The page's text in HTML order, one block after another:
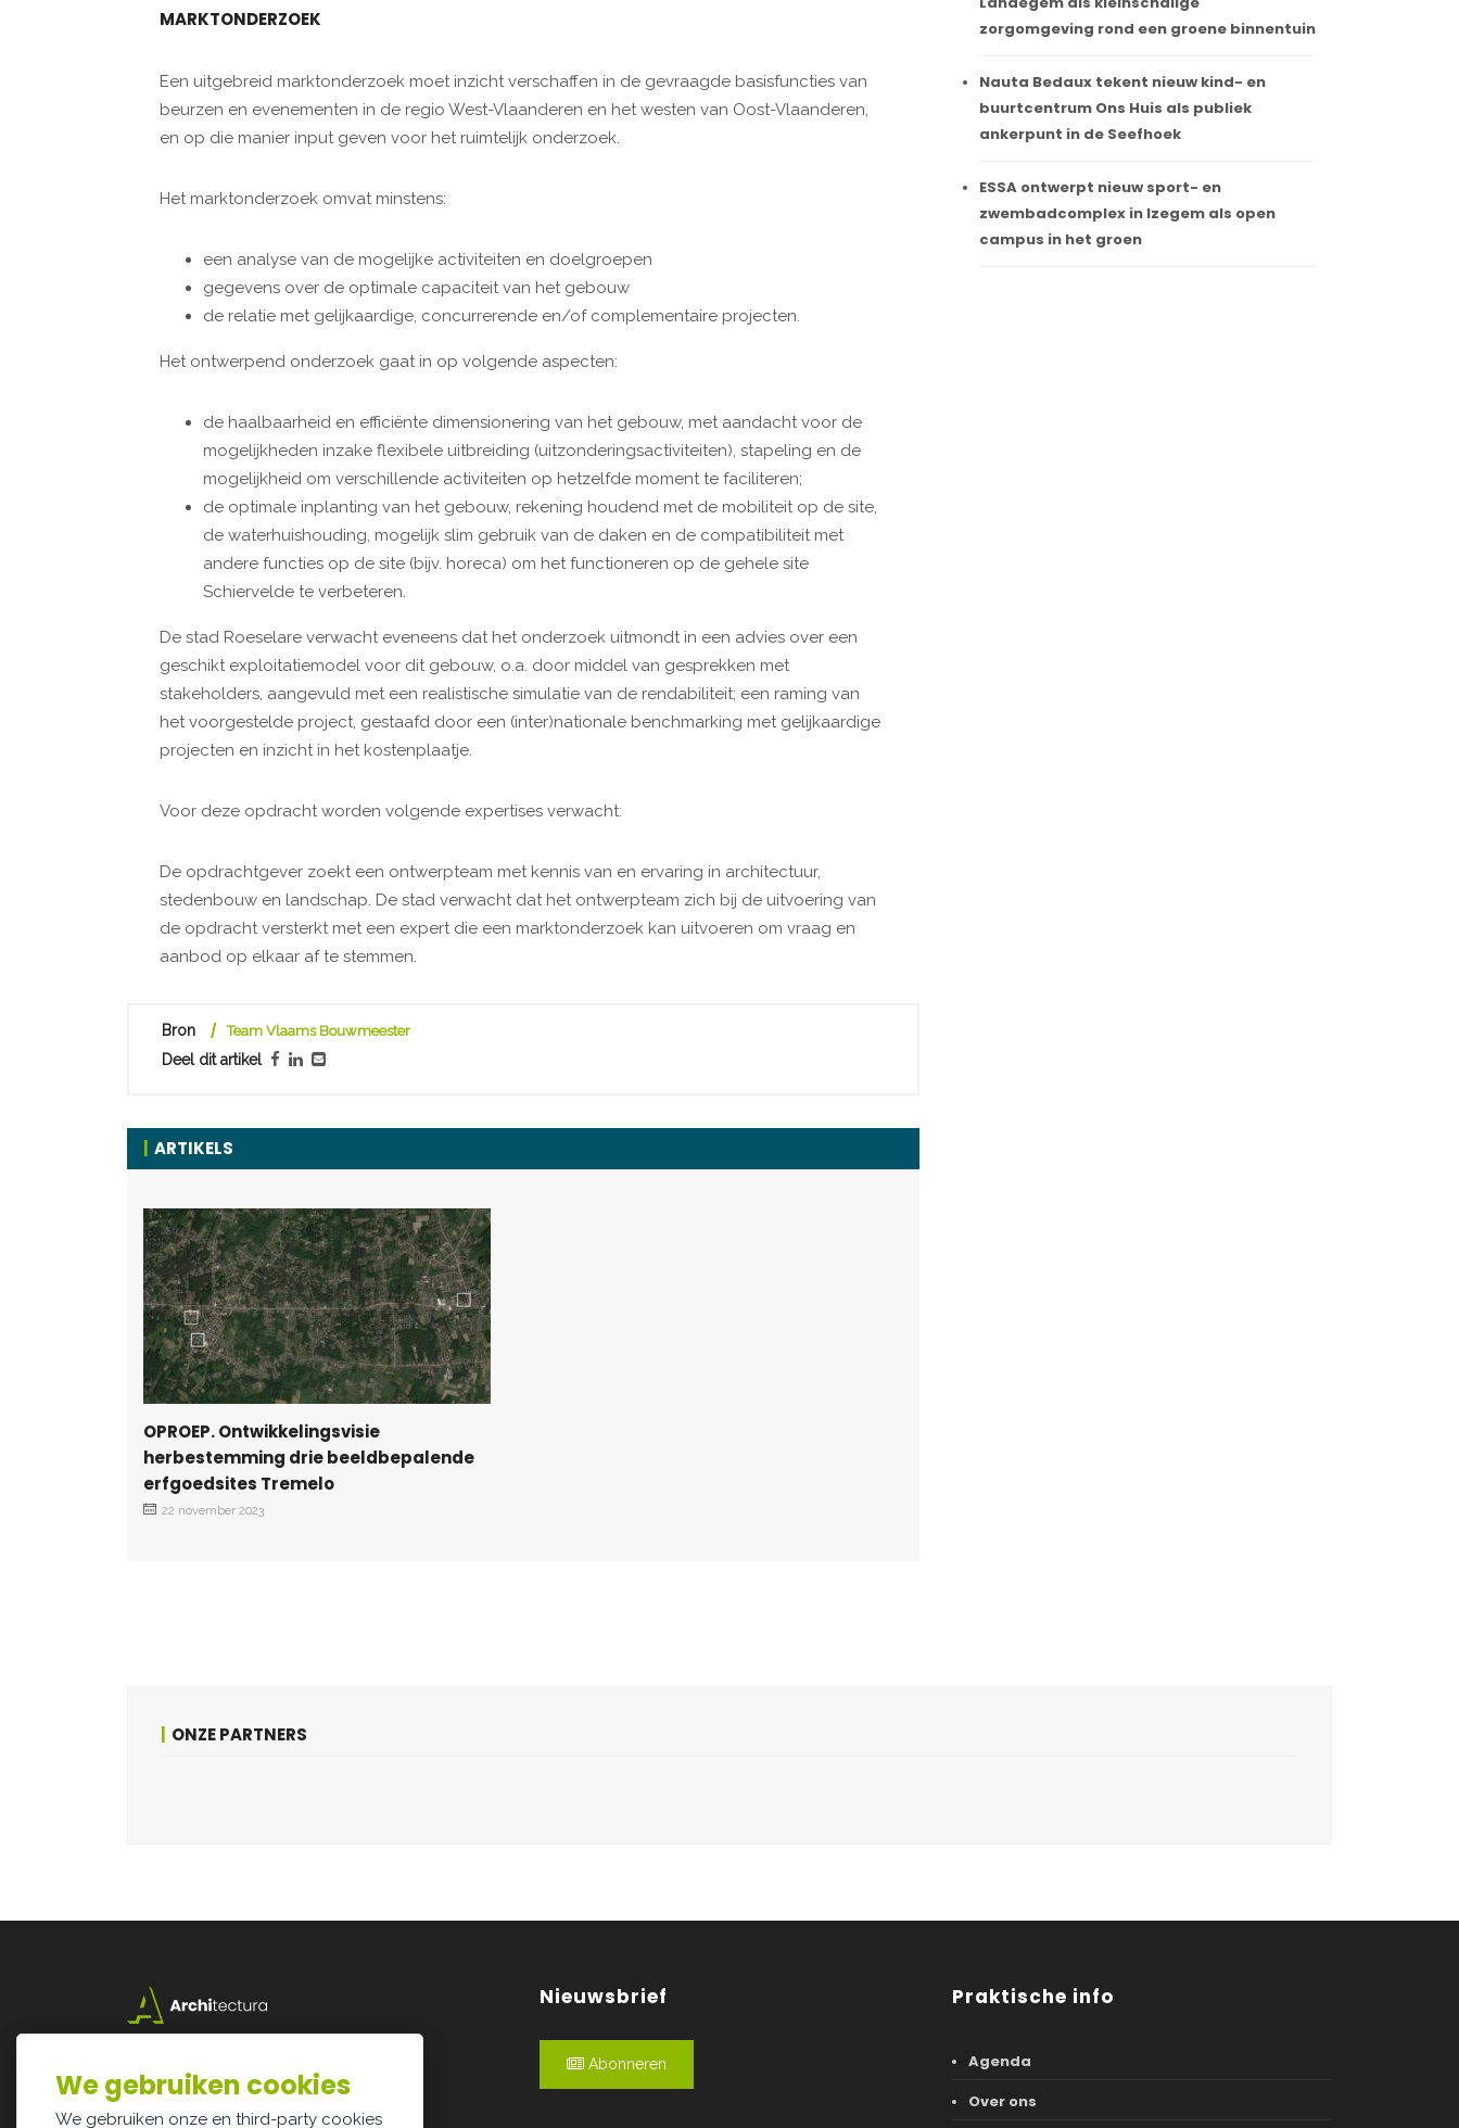
MARKTONDERZOEK
Een uitgebreid marktonderzoek moet inzicht verschaffen in de gevraagde basisfuncties van
beurzen en evenementen in de regio West-Vlaanderen en het westen van Oost-Vlaanderen,
en op die manier input geven voor het ruimtelijk onderzoek.
Het marktonderzoek omvat minstens:
een analyse van de mogelijke activiteiten en doelgroepen
gegevens over de optimale capaciteit van het gebouw
de relatie met gelijkaardige, concurrerende en/of complementaire projecten.
Het ontwerpend onderzoek gaat in op volgende aspecten:
de haalbaarheid en efficiënte dimensionering van het gebouw, met aandacht voor de
mogelijkheden inzake flexibele uitbreiding (uitzonderingsactiviteiten), stapeling en de
mogelijkheid om verschillende activiteiten op hetzelfde moment te faciliteren;
de optimale inplanting van het gebouw, rekening houdend met de mobiliteit op de site,
de waterhuishouding, mogelijk slim gebruik van de daken en de compatibiliteit met
andere functies op de site (bijv. horeca) om het functioneren op de gehele site
Schiervelde te verbeteren.
De stad Roeselare verwacht eveneens dat het onderzoek uitmondt in een advies over een
geschikt exploitatiemodel voor dit gebouw, o.a. door middel van gesprekken met
stakeholders, aangevuld met een realistische simulatie van de rendabiliteit; een raming van
het voorgestelde project, gestaafd door een (inter)nationale benchmarking met gelijkaardige
projecten en inzicht in het kostenplaatje.
Voor deze opdracht worden volgende expertises verwacht:
De opdrachtgever zoekt een ontwerpteam met kennis van en ervaring in architectuur,
stedenbouw en landschap. De stad verwacht dat het ontwerpteam zich bij de uitvoering van
de opdracht versterkt met een expert die een marktonderzoek kan uitvoeren om vraag en
aanbod op elkaar af te stemmen.
Bron Team Vlaams Bouwmeester
Deel dit artikel
ARTIKELS
OPROEP. Ontwikkelingsvisie
herbestemming drie beeldbepalende
erfgoedsites Tremelo
22 november 2023
zorgomgeving rond een groene binnentuin
Nauta Bedaux tekent nieuw kind- en
buurtcentrum Ons Huis als publiek
ankerpunt in de Seefhoek
ESSA ontwerpt nieuw sport- en
zwembadcomplex in Izegem als open
campus in het groen
ONZE PARTNERS
3500 Hasselt
info@architectura.be
Nieuwsbrief
Abonneren
Praktische info
Agenda
Over ons
We gebruiken cookies
We gebruiken onze en third-party cookies